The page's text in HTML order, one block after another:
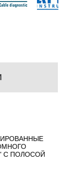
С ПОЛОСОЙ